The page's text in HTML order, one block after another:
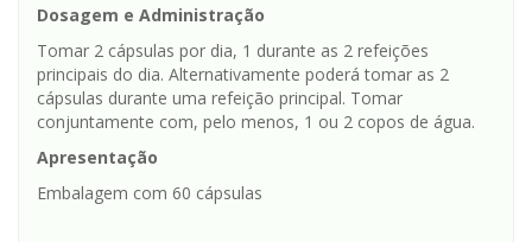
Dosagem e Administração
Tomar 2 cápsulas por dia, 1 durante as 2 refeições
principais do dia. Alternativamente poderá tomar as 2
cápsulas durante uma refeição principal. Tomar
conjuntamente com, pelo menos, 1 ou 2 copos de água.
Apresentação
Embalagem com 60 cápsulas